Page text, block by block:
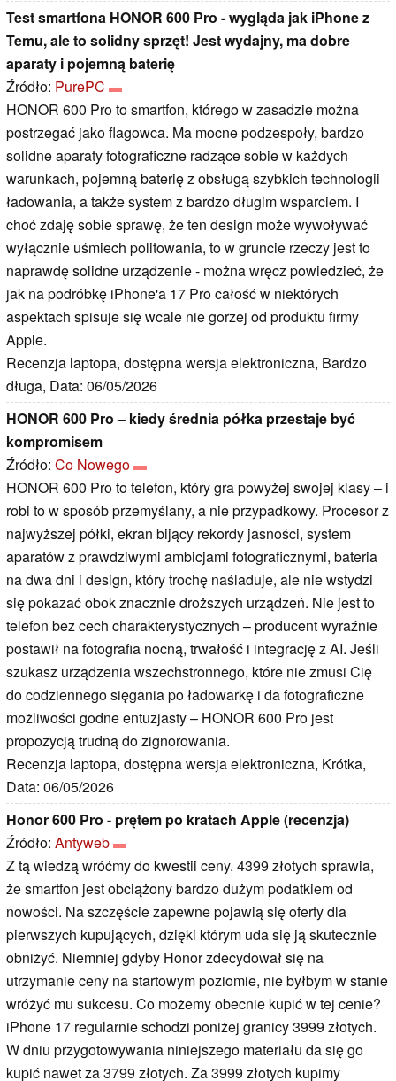
Test smartfona HONOR 600 Pro - wygląda jak iPhone z
Temu, ale to solidny sprzęt! Jest wydajny, ma dobre
aparaty i pojemną baterię
Źródło: PurePC
HONOR 600 Pro to smartfon, którego w zasadzie można
postrzegać jako flagowca. Ma mocne podzespoły, bardzo
solidne aparaty fotograficzne radzące sobie w każdych
warunkach, pojemną baterię z obsługą szybkich technologii
ładowania, a także system z bardzo długim wsparciem. I
choć zdaję sobie sprawę, że ten design może wywoływać
wyłącznie uśmiech politowania, to w gruncie rzeczy jest to
naprawdę solidne urządzenie - można wręcz powiedzieć, że
jak na podróbkę iPhone'a 17 Pro całość w niektórych
aspektach spisuje się wcale nie gorzej od produktu firmy
Apple.
Recenzja laptopa, dostępna wersja elektroniczna, Bardzo
długa, Data: 06/05/2026
HONOR 600 Pro – kiedy średnia półka przestaje być
kompromisem
Źródło: Co Nowego
HONOR 600 Pro to telefon, który gra powyżej swojej klasy – i
robi to w sposób przemyślany, a nie przypadkowy. Procesor z
najwyższej półki, ekran bijący rekordy jasności, system
aparatów z prawdziwymi ambicjami fotograficznymi, bateria
na dwa dni i design, który trochę naśladuje, ale nie wstydzi
się pokazać obok znacznie droższych urządzeń. Nie jest to
telefon bez cech charakterystycznych – producent wyraźnie
postawił na fotografia nocną, trwałość i integrację z AI. Jeśli
szukasz urządzenia wszechstronnego, które nie zmusi Cię
do codziennego sięgania po ładowarkę i da fotograficzne
możliwości godne entuzjasty – HONOR 600 Pro jest
propozycją trudną do zignorowania.
Recenzja laptopa, dostępna wersja elektroniczna, Krótka,
Data: 06/05/2026
Honor 600 Pro - prętem po kratach Apple (recenzja)
Źródło: Antyweb
Z tą wiedzą wróćmy do kwestii ceny. 4399 złotych sprawia,
że smartfon jest obciążony bardzo dużym podatkiem od
nowości. Na szczęście zapewne pojawią się oferty dla
pierwszych kupujących, dzięki którym uda się ją skutecznie
obniżyć. Niemniej gdyby Honor zdecydował się na
utrzymanie ceny na startowym poziomie, nie byłbym w stanie
wróżyć mu sukcesu. Co możemy obecnie kupić w tej cenie?
iPhone 17 regularnie schodzi poniżej granicy 3999 złotych.
W dniu przygotowywania niniejszego materiału da się go
kupić nawet za 3799 złotych. Za 3999 złotych kupimy